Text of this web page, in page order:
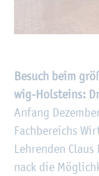
Be­such beim
wig-Hol­steins:
An­fang
Fach­be­reichs
Leh­ren­den
nack die